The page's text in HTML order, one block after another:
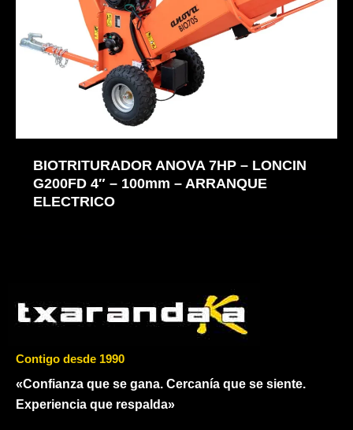
BIOTRITURADOR ANOVA 7HP – LONCIN
G200FD 4″ – 100mm – ARRANQUE
ELECTRICO
Contigo desde 1990
«Confianza que se gana. Cercanía que se siente.
Experiencia que respalda»